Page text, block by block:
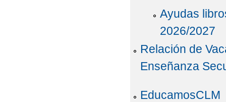
Ayudas
2026/2027
Relación de
Enseñanza
EducamosCLM